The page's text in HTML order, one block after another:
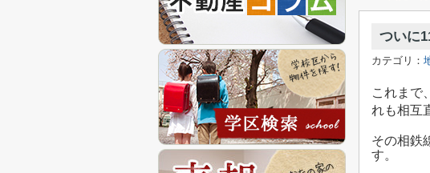
ついに
カテゴリ：
これまで
れも相互
その相鉄
す。